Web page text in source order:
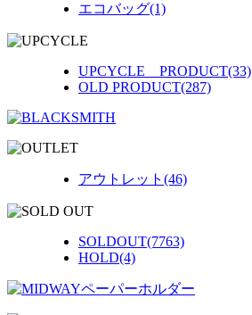
エコバッグ(1)
UPCYCLE PRODUCT(33)
OLD PRODUCT(287)
アウトレット(46)
SOLDOUT(7763)
HOLD(4)